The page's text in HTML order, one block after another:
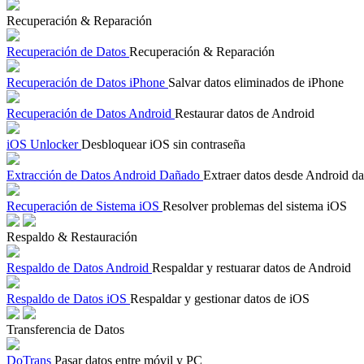
Recuperación & Reparación
Recuperación de Datos Recuperación & Reparación
Recuperación de Datos iPhone Salvar datos eliminados de iPhone
Recuperación de Datos Android Restaurar datos de Android
iOS Unlocker Desbloquear iOS sin contraseña
Extracción de Datos Android Dañado Extraer datos desde Android
Recuperación de Sistema iOS Resolver problemas del sistema iOS
Respaldo & Restauración
Respaldo de Datos Android Respaldar y restuarar datos de Android
Respaldo de Datos iOS Respaldar y gestionar datos de iOS
Transferencia de Datos
DoTrans Pasar datos entre móvil y PC